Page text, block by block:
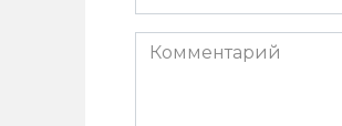
*
Комментарий